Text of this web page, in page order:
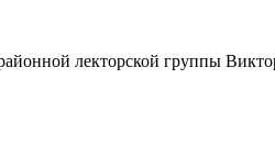
лекторской группы